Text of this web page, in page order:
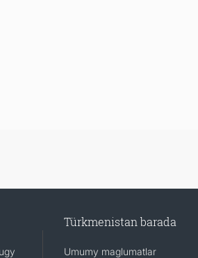
Türkmenistan barada
Umumy maglumatlar